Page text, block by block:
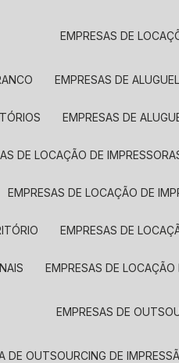
EMPRESAS DE
EMPRESAS DE
EMPRESAS DE
DE LOCAÇÃO DE
EMPRESAS DE LOCAÇÃO DE
EMPRESAS DE
EMPRESAS DE
EMPRESAS DE
DE OUTSOURCING DE